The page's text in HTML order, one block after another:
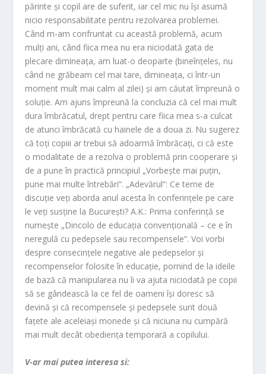
părinte şi copil are de suferit, iar cel mic nu îşi asumă
nicio responsabilitate pentru rezolvarea problemei.
Când m-am confruntat cu această problemă, acum
mulţi ani, când fiica mea nu era niciodată gata de
plecare dimineaţa, am luat-o deoparte (bineînţeles, nu
când ne grăbeam cel mai tare, dimineaţa, ci într-un
moment mult mai calm al zilei) şi am căutat împreună o
soluţie. Am ajuns împreună la concluzia că cel mai mult
dura îmbrăcatul, drept pentru care fiica mea s-a culcat
de atunci îmbrăcată cu hainele de a doua zi. Nu sugerez
că toţi copiii ar trebui să adoarmă îmbrăcaţi, ci că este
o modalitate de a rezolva o problemă prin cooperare şi
de a pune în practică principiul „Vorbeşte mai puţin,
pune mai multe întrebări“. „Adevărul“: Ce teme de
discuţie veţi aborda anul acesta în conferinţele pe care
le veţi susţine la Bucureşti? A.K.: Prima conferinţă se
numeşte „Dincolo de educaţia convenţională – ce e în
neregulă cu pedepsele sau recompensele“. Voi vorbi
despre consecinţele negative ale pedepselor şi
recompenselor folosite în educaţie, pornind de la ideile
de bază că manipularea nu îi va ajuta niciodată pe copii
să se gândească la ce fel de oameni îşi doresc să
devină şi că recompensele şi pedepsele sunt două
faţete ale aceleiaşi monede şi că niciuna nu cumpără
mai mult decât obedienţa temporară a copilului.
V-ar mai putea interesa si: